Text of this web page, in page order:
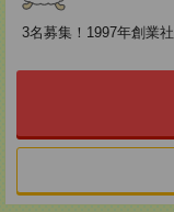
3名募集！1997年創業